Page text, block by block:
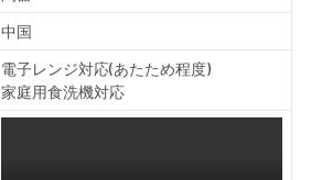
中国
電子レンジ対応(あたため程度)
家庭用食洗機対応